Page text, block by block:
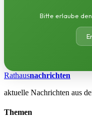
Bitte erlaube
Rathausnachrichten
aktuelle Nachrichten aus
Themen